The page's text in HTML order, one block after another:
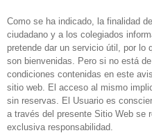
Como se ha indicado, la finalidad
ciudadano y a los colegiados
pretende dar un servicio útil, por lo
son bienvenidas. Pero si no está
condiciones contenidas en este
sitio web. El acceso al mismo
sin reservas. El Usuario es
a través del presente Sitio Web se
exclusiva responsabilidad.